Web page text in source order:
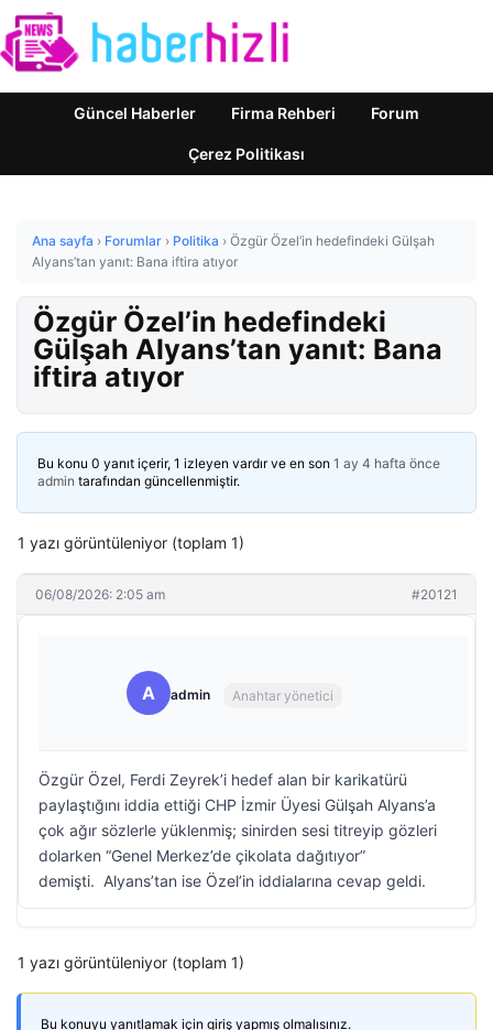
Güncel Haberler Firma Rehberi Forum
Çerez Politikası
Ana sayfa › Forumlar › Politika › Özgür Özel’in hedefindeki Gülşah
Alyans’tan yanıt: Bana iftira atıyor
Özgür Özel’in hedefindeki
Gülşah Alyans’tan yanıt: Bana
iftira atıyor
Bu konu 0 yanıt içerir, 1 izleyen vardır ve en son 1 ay 4 hafta önce
admin tarafından güncellenmiştir.
1 yazı görüntüleniyor (toplam 1)
06/08/2026: 2:05 am #20121
A admin Anahtar yönetici
Özgür Özel, Ferdi Zeyrek’i hedef alan bir karikatürü
paylaştığını iddia ettiği CHP İzmir Üyesi Gülşah Alyans’a
çok ağır sözlerle yüklenmiş; sinirden sesi titreyip gözleri
dolarken “Genel Merkez’de çikolata dağıtıyor”
demişti. Alyans’tan ise Özel’in iddialarına cevap geldi.
1 yazı görüntüleniyor (toplam 1)
Bu konuyu yanıtlamak için giriş yapmış olmalısınız.